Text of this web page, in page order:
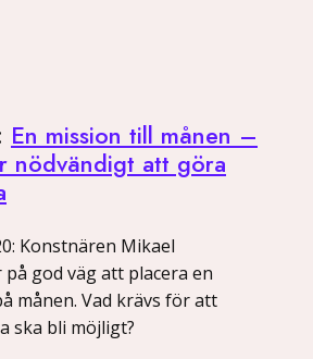
En mission till månen –
nödvändigt att göra
Konstnären Mikael
god väg att placera en
månen. Vad krävs för att
ska bli möjligt?